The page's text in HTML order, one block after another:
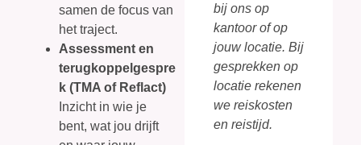
samen de focus van
het traject.
Assessment en
terugkoppelgespre
k (TMA of Reflact)
Inzicht in wie je
bent, wat jou drijft
bij ons op
kantoor of op
jouw locatie. Bij
gesprekken op
locatie rekenen
we reiskosten
en reistijd.